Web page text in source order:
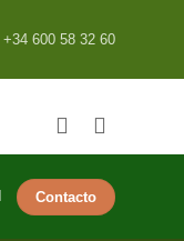
+34 600 58 32 60
Contacto